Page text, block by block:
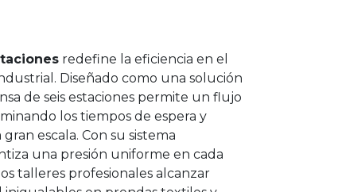
redefine la eficiencia en el
Diseñado como una solución
de seis estaciones permite un flujo
los tiempos de espera y
escala. Con su sistema
una presión uniforme en cada
talleres profesionales alcanzar